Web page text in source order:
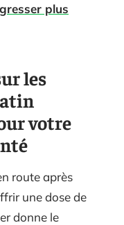
plus
les
votre
route après
une dose de
donne le